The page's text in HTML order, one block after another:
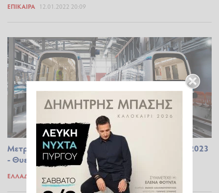
ΕΠΊΚΑΙΡΑ 12.01.2022 20:09
Μετρό Θεσσαλονίκης - Καραμανλής: Ετοιμο το 2023
- Θυελλώδης συζήτηση για τις προσφυγές
ΕΛΛΆΔΑ 25.11.2021 22:06